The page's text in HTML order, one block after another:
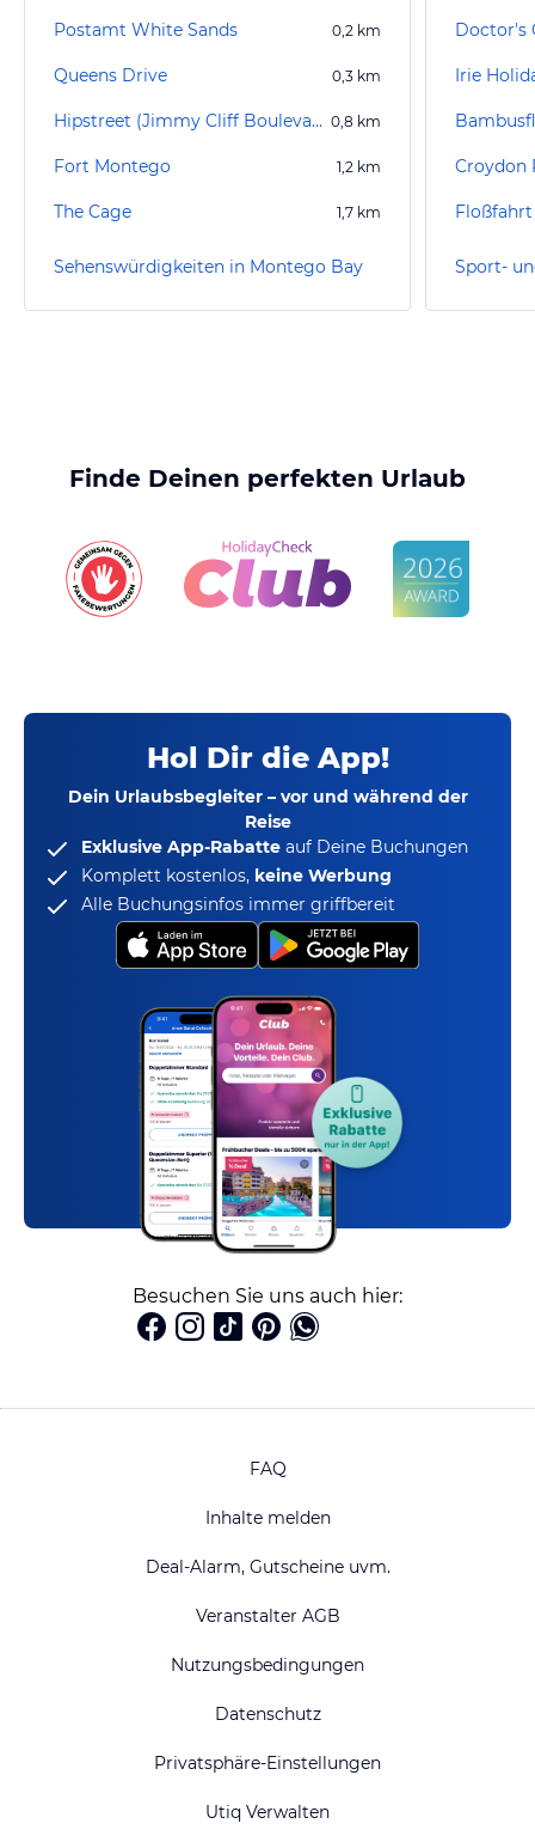
Postamt White Sands 0,2 km
Queens Drive 0,3 km
Hipstreet (Jimmy Cliff Boulevard) 0,8 km
Fort Montego 1,2 km
The Cage 1,7 km
Sehenswürdigkeiten in Montego Bay
Doctor's
Irie
Croydon
Finde Deinen perfekten Urlaub
Hol Dir die App!
Dein Urlaubsbegleiter – vor und während der
Reise
Exklusive App-Rabatte auf Deine Buchungen
Komplett kostenlos, keine Werbung
Alle Buchungsinfos immer griffbereit
Besuchen Sie uns auch hier:
FAQ
Inhalte melden
Deal-Alarm, Gutscheine uvm.
Veranstalter AGB
Nutzungsbedingungen
Datenschutz
Privatsphäre-Einstellungen
Utiq Verwalten